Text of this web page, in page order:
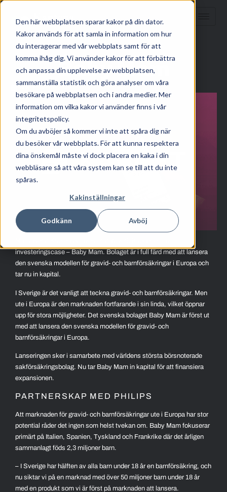
Den här webbplatsen sparar kakor på din dator.
Kakor används för att samla in information om hur
du interagerar med vår webbplats samt för att
komma ihåg dig. Vi använder kakor för att förbättra
och anpassa din upplevelse av webbplatsen,
sammanställa statistik och göra analyser om våra
besökare på webbplatsen och i andra medier. Mer
information om vilka kakor vi använder finns i vår
integritetspolicy.
Om du avböjer så kommer vi inte att spåra dig när
du besöker vår webbplats. För att kunna respektera
dina önskemål måste vi dock placera en kaka i din
webbläsare så att våra system kan se till att du inte
spåras.
Kakinställningar
Godkänn Avböj
HEM/KUNSKAP/
Baby Mam
november 6, 2024
investeringscase – Baby Mam. Bolaget är i full färd med att lansera
den svenska modellen för gravid- och barnförsäkringar i Europa och
tar nu in kapital.
I Sverige är det vanligt att teckna gravid- och barnförsäkringar. Men
ute i Europa är den marknaden fortfarande i sin linda, vilket öppnar
upp för stora möjligheter. Det svenska bolaget Baby Mam är först ut
med att lansera den svenska modellen för gravid- och
barnförsäkringar i Europa.
Lanseringen sker i samarbete med världens största börsnoterade
sakförsäkringsbolag. Nu tar Baby Mam in kapital för att finansiera
expansionen.
PARTNERSKAP MED PHILIPS
Att marknaden för gravid- och barnförsäkringar ute i Europa har stor
potential råder det ingen som helst tvekan om. Baby Mam fokuserar
primärt på Italien, Spanien, Tyskland och Frankrike där det årligen
sammanlagt föds 2,3 miljoner barn.
– I Sverige har hälften av alla barn under 18 år en barnförsäkring, och
nu siktar vi på en marknad med över 50 miljoner barn under 18 år
med en produkt som vi är först på marknaden att lansera.